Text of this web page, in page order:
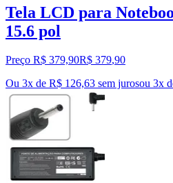
Tela LCD para
15.6 pol
Preço R$ 379,90R$ 379,90
Ou 3x de R$ 126,63 sem jurosou 3x